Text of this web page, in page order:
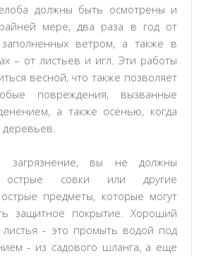
должны быть осмотрены и
мере, два раза в год от
ветром, а также в
– от листьев и игл. Эти работы
весной, что также позволяет
повреждения, вызванные
а также осенью, когда
деревьев.
загрязнение, вы не должны
острые совки или другие
предметы, которые могут
защитное покрытие. Хороший
листья - это промыть водой под
- из садового шланга, а еще